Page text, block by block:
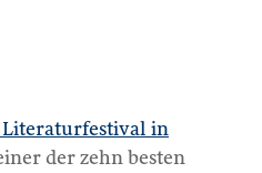
in
der zehn besten